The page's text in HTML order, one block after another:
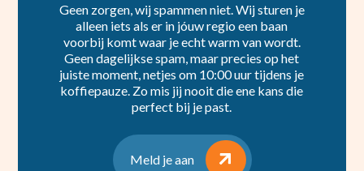
Geen zorgen, wij spammen niet. Wij sturen je
alleen iets als er in jóuw regio een baan
voorbij komt waar je echt warm van wordt.
Geen dagelijkse spam, maar precies op het
juiste moment, netjes om 10:00 uur tijdens je
koffiepauze. Zo mis jij nooit die ene kans die
perfect bij je past.
Meld je aan